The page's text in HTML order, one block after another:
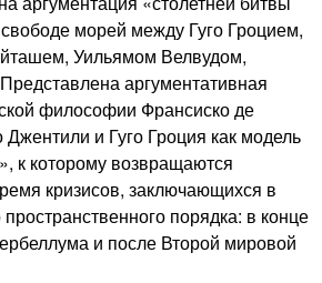
свободе морей между Гуго Гроцием,
Уильямом Велвудом,
аргументативная
философии Франсиско де
и Гуго Гроция как модель
к которому возвращаются
кризисов, заключающихся в
порядка: в конце
и после Второй мировой